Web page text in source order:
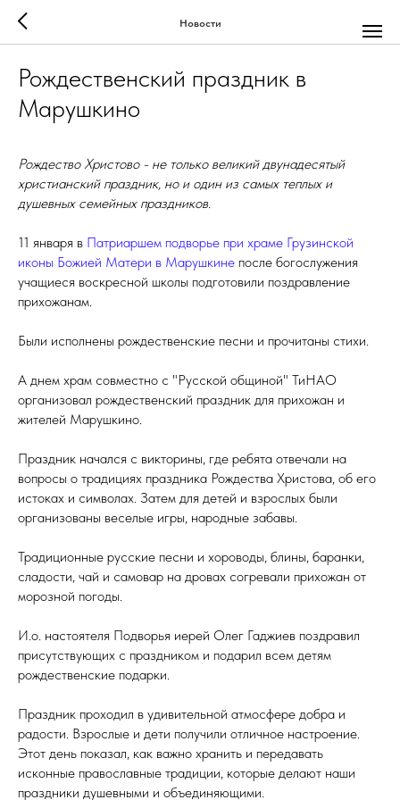
Новости
Рождественский праздник в
Марушкино
Рождество Христово - не только великий двунадесятый
христианский праздник, но и один из самых теплых и
душевных семейных праздников.
11 января в Патриаршем подворье при храме Грузинской
иконы Божией Матери в Марушкине после богослужения
учащиеся воскресной школы подготовили поздравление
прихожанам.
Были исполнены рождественские песни и прочитаны стихи.
А днем храм совместно с "Русской общиной" ТиНАО
организовал рождественский праздник для прихожан и
жителей Марушкино.
Праздник начался с викторины, где ребята отвечали на
вопросы о традициях праздника Рождества Христова, об его
истоках и символах. Затем для детей и взрослых были
организованы веселые игры, народные забавы.
Традиционные русские песни и хороводы, блины, баранки,
сладости, чай и самовар на дровах согревали прихожан от
морозной погоды.
И.о. настоятеля Подворья иерей Олег Гаджиев поздравил
присутствующих с праздником и подарил всем детям
рождественские подарки.
Праздник проходил в удивительной атмосфере добра и
радости. Взрослые и дети получили отличное настроение.
Этот день показал, как важно хранить и передавать
исконные православные традиции, которые делают наши
праздники душевными и объединяющими.